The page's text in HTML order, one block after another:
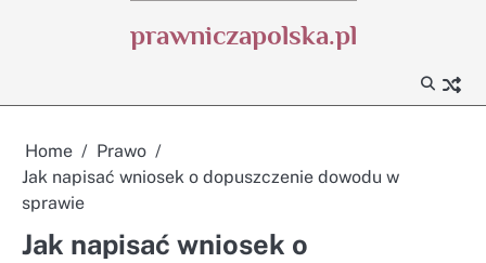
prawniczapolska.pl
Home
Prawo
Jak napisać wniosek o dopuszczenie dowodu w
sprawie
Jak napisać wniosek o